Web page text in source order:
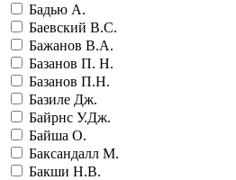
Бадью А.
Баевский В.С.
Бажанов В.А.
Базанов П. Н.
Базанов П.Н.
Базиле Дж.
Байрнс У.Дж.
Байша О.
Баксандалл М.
Бакши Н.В.